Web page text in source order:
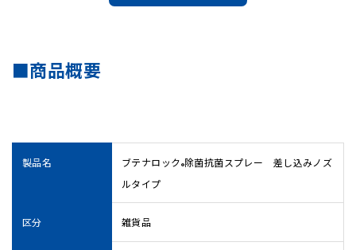
■商品概要
製品名 ブテナロック®除菌抗菌スプレー 差し込みノズ
ルタイプ
区分 雑貨品